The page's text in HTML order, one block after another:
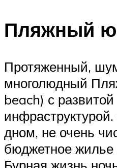
Пляжный
Протяженный,
многолюдный
beach) с развитой
дном, не очень
бюджетное жилье